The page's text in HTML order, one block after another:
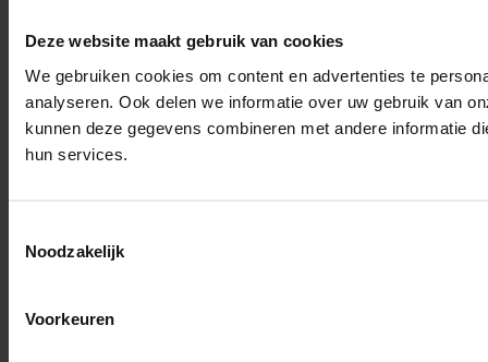
Deze website maakt gebruik van cookies
We gebruiken cookies om content en advertenties te
analyseren. Ook delen we informatie over uw gebruik van
kunnen deze gegevens combineren met andere informatie
hun services.
Noodzakelijk
Voorkeuren